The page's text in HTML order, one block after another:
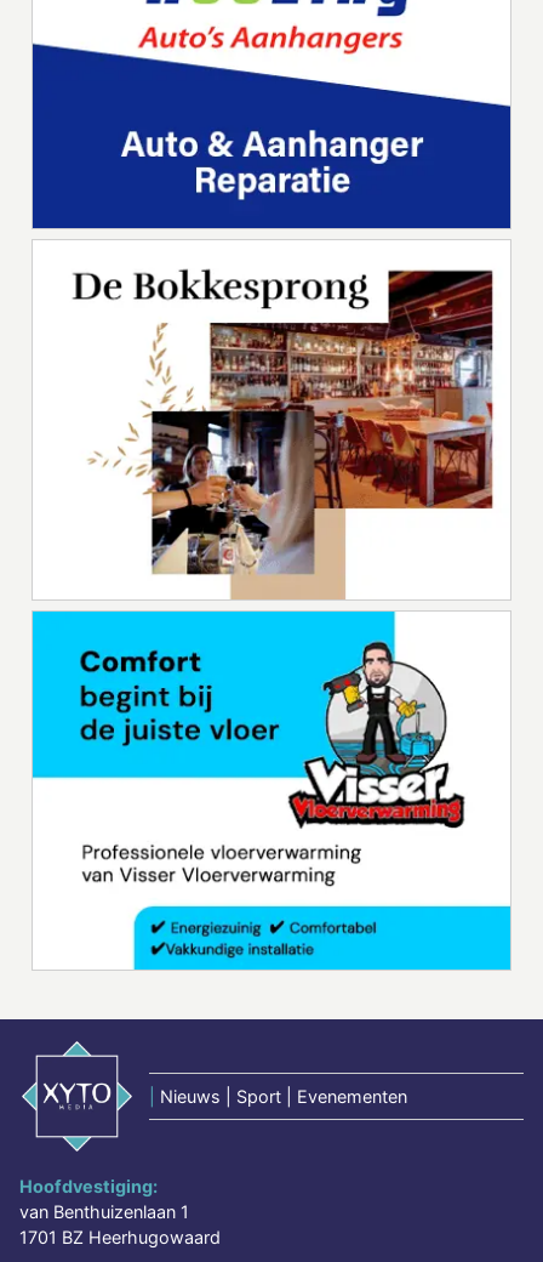
Nieuws | Sport | Evenementen
Hoofdvestiging:
van Benthuizenlaan 1
1701 BZ Heerhugowaard